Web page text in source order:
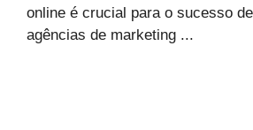
online é crucial para o sucesso
agências de marketing ...